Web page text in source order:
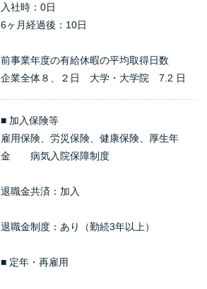
入社時：0日
6ヶ月経過後：10日
前事業年度の有給休暇の平均取得日数
企業全体８、２日 大学・大学院 7.2 日
■ 加入保険等
雇用保険、労災保険、健康保険、厚生年
金 病気入院保障制度
退職金共済：加入
退職金制度：あり（勤続3年以上）
■ 定年・再雇用